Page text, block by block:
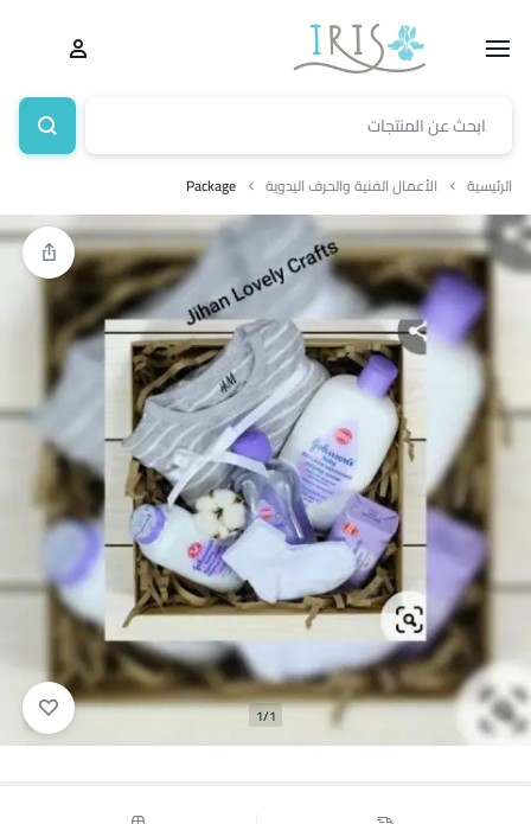
الرئيسية الأعمال الفنية والحرف اليدوية Package
1/1